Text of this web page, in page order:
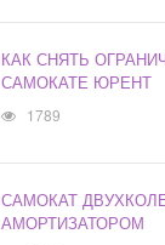
КАК СНЯТЬ
САМОКАТЕ ЮРЕНТ
1789
САМОКАТ
АМОРТИЗАТОРОМ